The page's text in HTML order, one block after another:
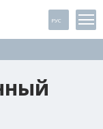
РУС